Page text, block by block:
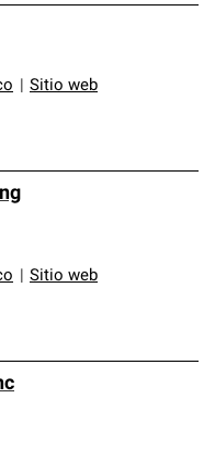
Sitio web
Sitio web